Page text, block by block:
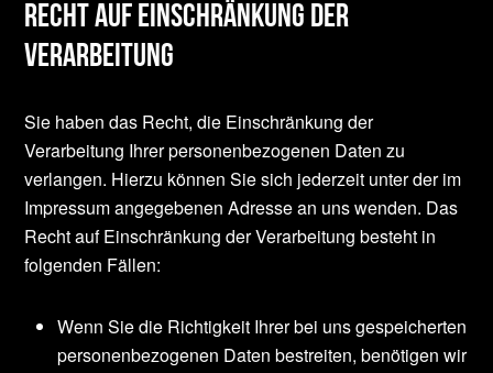
Recht auf Einschränkung der
Verarbeitung
Sie haben das Recht, die Einschränkung der
Verarbeitung Ihrer personenbezogenen Daten zu
verlangen. Hierzu können Sie sich jederzeit unter der im
Impressum angegebenen Adresse an uns wenden. Das
Recht auf Einschränkung der Verarbeitung besteht in
folgenden Fällen:
Wenn Sie die Richtigkeit Ihrer bei uns gespeicherten
personenbezogenen Daten bestreiten, benötigen wir